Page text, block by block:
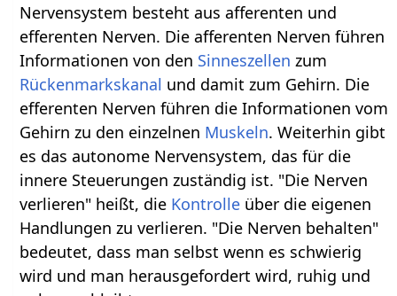
Nervensystem besteht aus afferenten und
efferenten Nerven. Die afferenten Nerven führen
Informationen von den Sinneszellen zum
Rückenmarkskanal und damit zum Gehirn. Die
efferenten Nerven führen die Informationen vom
Gehirn zu den einzelnen Muskeln. Weiterhin gibt
es das autonome Nervensystem, das für die
innere Steuerungen zuständig ist. "Die Nerven
verlieren" heißt, die Kontrolle über die eigenen
Handlungen zu verlieren. "Die Nerven behalten"
bedeutet, dass man selbst wenn es schwierig
wird und man herausgefordert wird, ruhig und